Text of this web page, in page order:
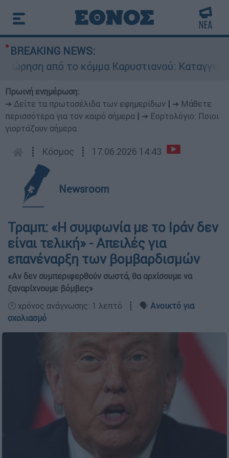
BREAKING NEWS:
από το κόμμα Καρυστιανού: Καταγγελίες
Πρωινή ενημέρωση:
➔ Δείτε τα πρωτοσέλιδα των εφημερίδων
➔ Μάθετε
περισσότερα για τον καιρό σήμερα
➔ Εορτολόγιο: Ποιοι
γιορτάζουν σήμερα
┋ Κόσμος ┋ 17.06.2026 14:43
Newsroom
Τραμπ: «Η συμφωνία με το Ιράν δεν
είναι τελική» - Απειλές για
επανέναρξη των βομβαρδισμών
«Αν δεν συμπεριφερθούν σωστά, θα αρχίσουμε να
ξαναρίχνουμε βόμβες»
🕛 χρόνος ανάγνωσης: 1 λεπτό ┋ 🗣️ Ανοικτό για
σχολιασμό